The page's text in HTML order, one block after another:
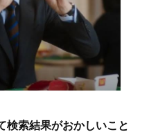
検索結果がおかしいこと